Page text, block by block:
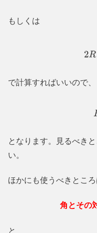
もしくは
で計算すればいいので、
となります。見るべき
い。
ほかにも使うべきとこ
角とその
と